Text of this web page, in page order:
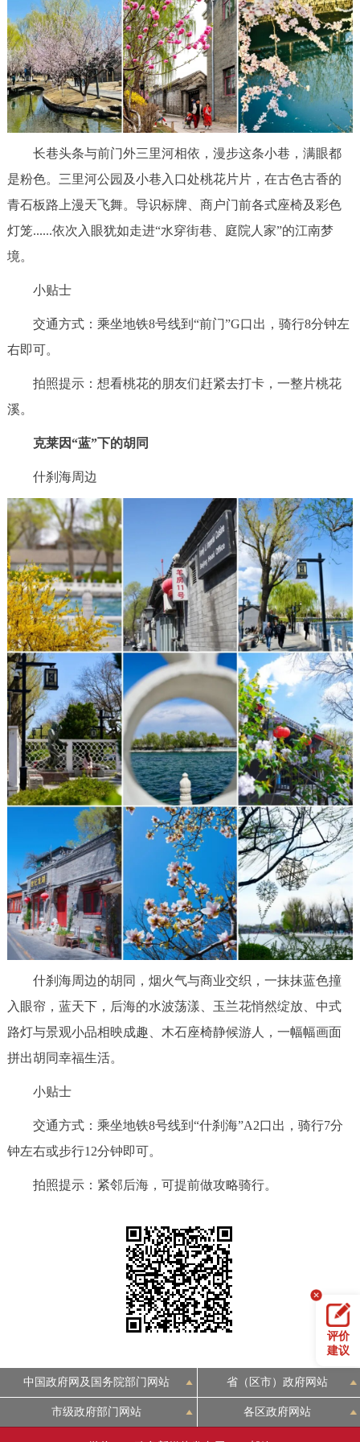
长巷头条与前门外三里河相依，漫步这条小巷，满眼都
是粉色。三里河公园及小巷入口处桃花片片，在古色古香的
青石板路上漫天飞舞。导识标牌、商户门前各式座椅及彩色
灯笼......依次入眼犹如走进“水穿街巷、庭院人家”的江南梦
境。
小贴士
交通方式：乘坐地铁8号线到“前门”G口出，骑行8分钟左
右即可。
拍照提示：想看桃花的朋友们赶紧去打卡，一整片桃花
溪。
克莱因“蓝”下的胡同
什刹海周边
什刹海周边的胡同，烟火气与商业交织，一抹抹蓝色撞
入眼帘，蓝天下，后海的水波荡漾、玉兰花悄然绽放、中式
路灯与景观小品相映成趣、木石座椅静候游人，一幅幅画面
拼出胡同幸福生活。
小贴士
交通方式：乘坐地铁8号线到“什刹海”A2口出，骑行7分
钟左右或步行12分钟即可。
拍照提示：紧邻后海，可提前做攻略骑行。
评价
建议
中国政府网及国务院部门网站 省（区市）政府网站
市级政府部门网站 各区政府网站